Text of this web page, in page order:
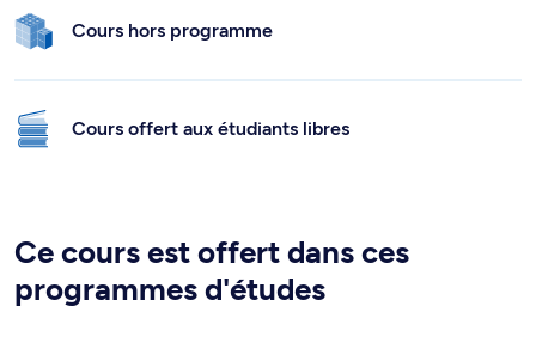
Cours hors programme
Cours offert aux étudiants libres
Ce cours est offert dans ces
programmes d'études